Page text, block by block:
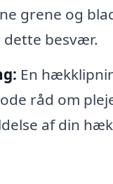
grene og
besvær.
En
råd om
af din